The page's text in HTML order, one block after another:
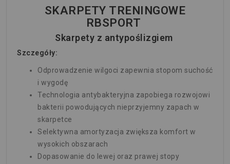
SKARPETY TRENINGOWE
RBSPORT
Skarpety z antypoślizgiem
Szczegóły:
Odprowadzenie wilgoci zapewnia stopom suchość
i wygodę
Technologia antybakteryjna zapobiega rozwojowi
bakterii powodujących nieprzyjemny zapach w
skarpetce
Selektywna amortyzacja zwiększa komfort w
wysokich obszarach
Dopasowanie do lewej oraz prawej stopy